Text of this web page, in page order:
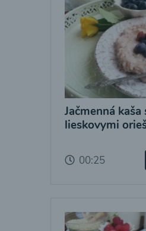
Jačmenná kaša
lieskovymi
00:25